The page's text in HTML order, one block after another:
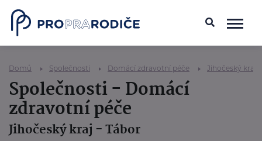
Domů Společnosti Domácí zdravotní péče Jihočeský kraj
Společnosti - Domácí
zdravotní péče
Jihočeský kraj - Tábor